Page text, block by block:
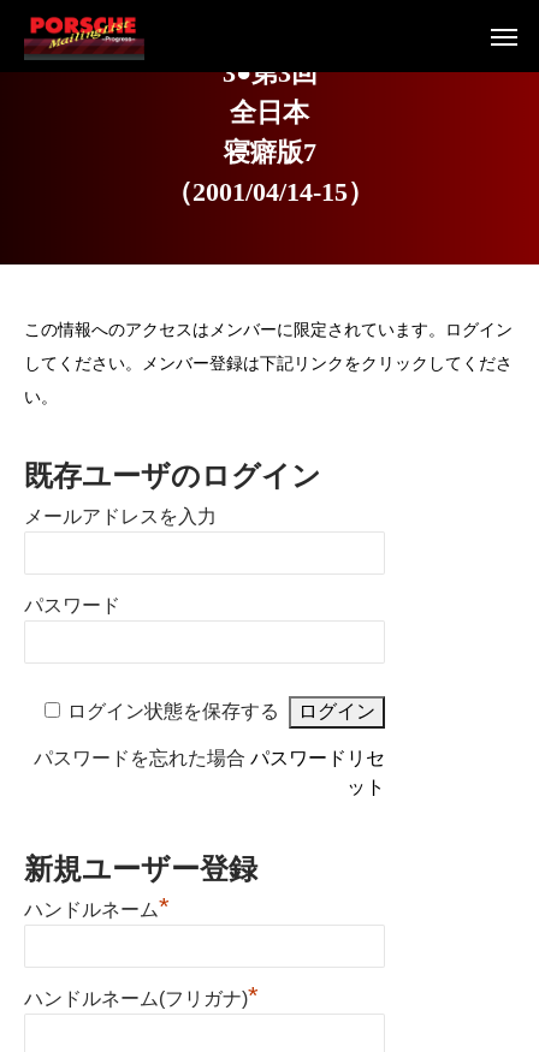
3●第3回
全日 本
寝癖版7
（2001/04/14-15）
この情報へのアクセスはメンバーに限定されています。ログイン
してください。メンバー登録は下記リンクをクリックしてくださ
い。
既存ユーザのログイン
メールアドレスを入力
パスワード
ログイン状態を保存する
パスワードを忘れた場合 パスワードリセ
ット
新規ユーザー登録
ハンドルネーム*
ハンドルネーム(フリガナ)*